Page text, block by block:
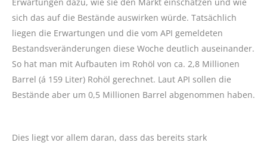
sich das auf die Bestände auswirken würde. Tatsächlich
liegen die Erwartungen und die vom API gemeldeten
Bestandsveränderungen diese Woche deutlich auseinander.
So hat man mit Aufbauten im Rohöl von ca. 2,8 Millionen
Barrel (á 159 Liter) Rohöl gerechnet. Laut API sollen die
Bestände aber um 0,5 Millionen Barrel abgenommen haben.
Dies liegt vor allem daran, dass das bereits stark